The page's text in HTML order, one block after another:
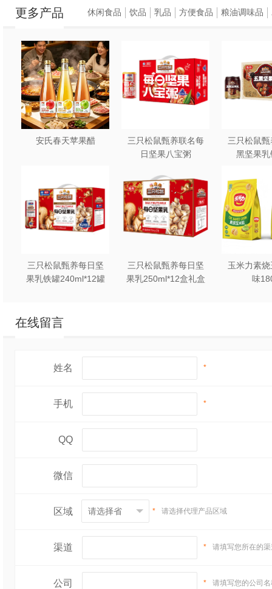
更多产品
安氏春天苹果醋
三只松鼠甄养联名每
日坚果八宝粥
三只松鼠
黑坚果乳
三只松鼠甄养每日坚
果乳铁罐240ml*12罐
三只松鼠甄养每日坚
果乳250ml*12盒礼盒
玉米力素
味
休闲食品 饮品 乳品 方便食品 粮油调味品
在线留言
姓名 *
手机 *
QQ
微信
区域 * 请选择代理产品区域
渠道 * 请填写您所在的
公司 * 请填写您的公司